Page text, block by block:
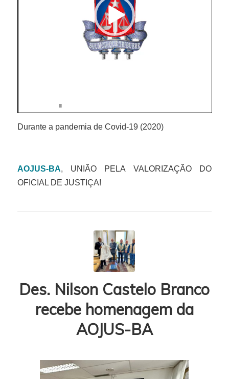
Durante a pandemia de Covid-19 (2020)
AOJUS-BA, UNIÃO PELA VALORIZAÇÃO DO
OFICIAL DE JUSTIÇA!
Des. Nilson Castelo Branco
recebe homenagem da
AOJUS-BA